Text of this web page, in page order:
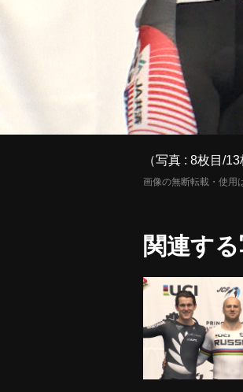
（写真 : 8枚目/
画像の無断転載・使用
関連す